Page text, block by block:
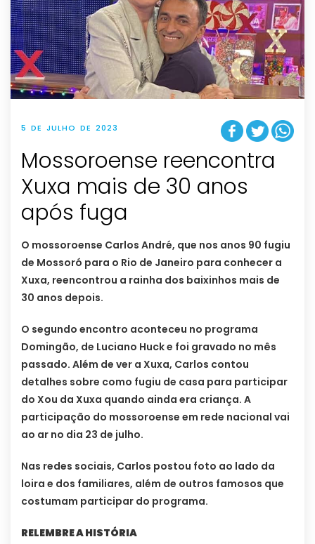
5 DE JULHO DE 2023
Mossoroense reencontra
Xuxa mais de 30 anos
após fuga
O mossoroense Carlos André, que nos anos 90 fugiu
de Mossoró para o Rio de Janeiro para conhecer a
Xuxa, reencontrou a rainha dos baixinhos mais de
30 anos depois.
O segundo encontro aconteceu no programa
Domingão, de Luciano Huck e foi gravado no mês
passado. Além de ver a Xuxa, Carlos contou
detalhes sobre como fugiu de casa para participar
do Xou da Xuxa quando ainda era criança. A
participação do mossoroense em rede nacional vai
ao ar no dia 23 de julho.
Nas redes sociais, Carlos postou foto ao lado da
loira e dos familiares, além de outros famosos que
costumam participar do programa.
RELEMBRE A HISTÓRIA